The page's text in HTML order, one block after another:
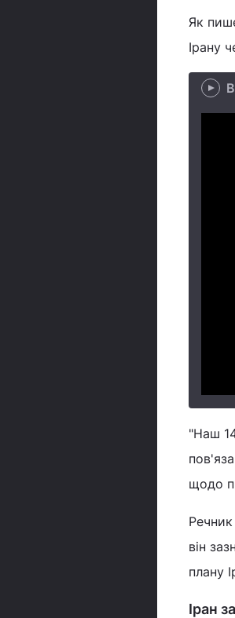
Як
Ірану
"Наш
щодо
він
плану
Іран